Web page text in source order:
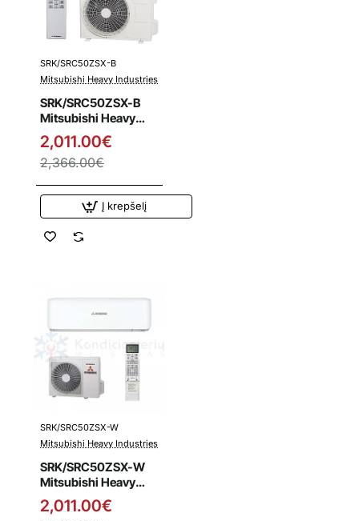
Išpardavimas
SRK/SRC50ZSX-B
Mitsubishi Heavy Industries
SRK/SRC50ZSX-B
Mitsubishi Heavy
Industries 5.1/6.1 kW
šilumos siurblys
2,011.00€
2,366.00€
Į krepšelį
Išpardavimas
SRK/SRC50ZSX-W
Mitsubishi Heavy Industries
SRK/SRC50ZSX-W
Mitsubishi Heavy
Industries 5.1/6.1 kW
šilumos siurblys
2,011.00€